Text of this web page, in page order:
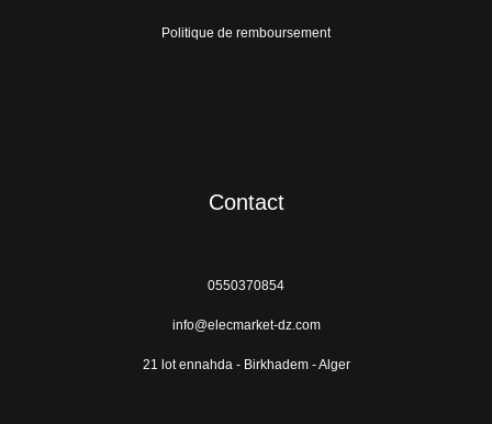
Politique de remboursement
Contact
0550370854
info@elecmarket-dz.com
21 lot ennahda - Birkhadem - Alger